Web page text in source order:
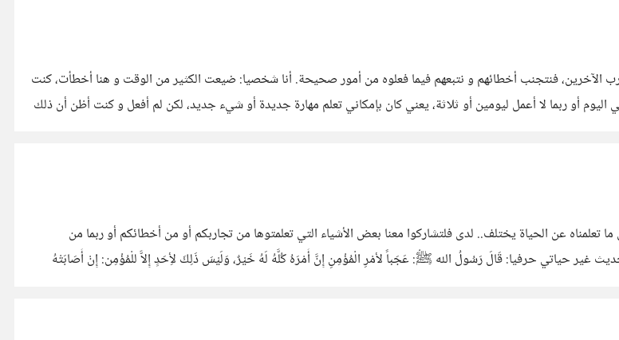
الآخرين، فنتجنب أخطائهم و نتبعهم فيما فعلوه من أمور صحيحة. أنا شخصيا: ضيعت الكثير من الوقت و هنا أخطأت، كنت
أو ربما لا أعمل ليومين أو ثلاثة، يعني كان بإمكاني تعلم مهارة جديدة أو شيء جديد، لكن لم أفعل و كنت أظن أن ذلك
عن الحياة يختلف.. لدى فلتشاركوا معنا بعض الأشياء التي تعلمتوها من تجاربكم أو من أخطائكم أو ربما من
ستساعد أي شخص آخر في حياته. أنا شخصيا، هذا الحديث غير حياتي حرفيا: قَالَ رَسُولُ الله ﷺ: عَجَباً لأمْرِ الْمُؤْمِنِ إِنَّ أَمْرَهُ كُلَّهُ لَهُ خَيْرٌ، وَلَيْسَ ذَلِكَ لأِحَدٍ إِلاَّ للْمُؤْمِن: إِنْ أَصَابَتْهُ